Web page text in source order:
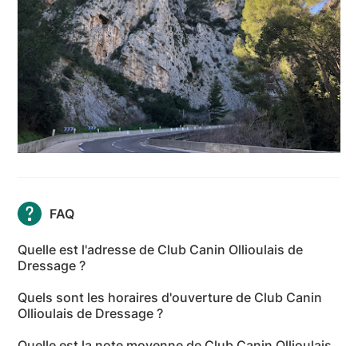
FAQ
Quelle est l'adresse de Club Canin Ollioulais de
Dressage ?
1595 Route des Gorges, 83190 Ollioules - Var
Quels sont les horaires d'ouverture de Club Canin
Ollioulais de Dressage ?